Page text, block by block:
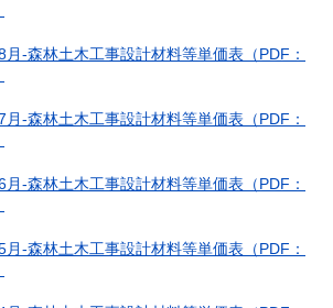
月-森林土木工事設計材料等単価表（PDF：
月-森林土木工事設計材料等単価表（PDF：
月-森林土木工事設計材料等単価表（PDF：
月-森林土木工事設計材料等単価表（PDF：